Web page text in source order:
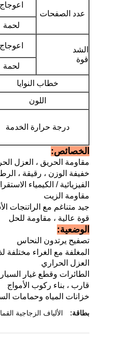
عدد الصفحات
اعوجاج
لحمة
الشد
قوة
اعوجاج
لحمة
خطاب النوايا
اللون
درجة حرارة الخدمة
الخصائص:
مقاومة الحريق ، العزل
خفيفة الوزن ، رقيقة ،
الفيزيائية / الكيمياء
مقاومة الزيت
جيد متناغم مع الراتنجات
قوة عالية ، مقاومة للحل
الوضعية:
تصفيح يرتدون النحاس
المغلفة مع الغراء مختلفة
العزل الحراري
الطائرات وقطع غيار
قارب ، بناء ركوب الأمواج
خزانات المياه وحمامات
بطاقة: الألياف الزجاجية